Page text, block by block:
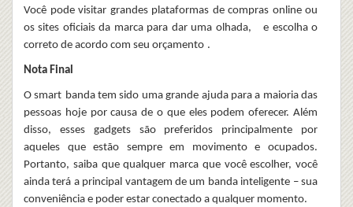
Você pode visitar grandes plataformas de compras online ou
os sites oficiais da marca para dar uma olhada,
e escolha o
correto de acordo com seu orçamento .
Nota Final
O smart bandatem sido uma grande ajuda para a maioria das
pessoas hoje por causa de o que eles podem oferecer. Além
disso, esses gadgets são preferidos principalmente por
aqueles que estão sempre em movimento e ocupados.
Portanto, saiba que qualquer marca que você escolher, você
ainda terá a principal vantagem de um banda inteligente – sua
conveniência e poder estar conectado a qualquer momento.